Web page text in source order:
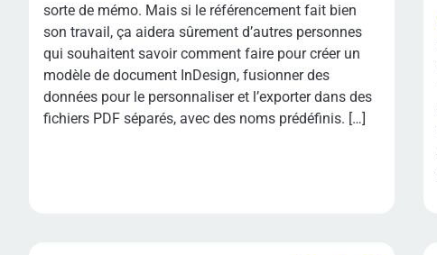
sorte de mémo. Mais si le référencement fait bien
son travail, ça aidera sûrement d’autres personnes
qui souhaitent savoir comment faire pour créer un
modèle de document InDesign, fusionner des
données pour le personnaliser et l’exporter dans des
fichiers PDF séparés, avec des noms prédéfinis. […]